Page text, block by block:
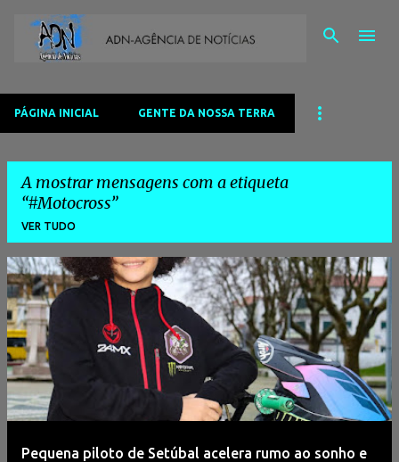
PÁGINA INICIAL GENTE DA NOSSA TERRA
A mostrar mensagens com a etiqueta
#Motocross
VER TUDO
M
e
n
s
a
g
Pequena piloto de Setúbal acelera rumo ao sonho e